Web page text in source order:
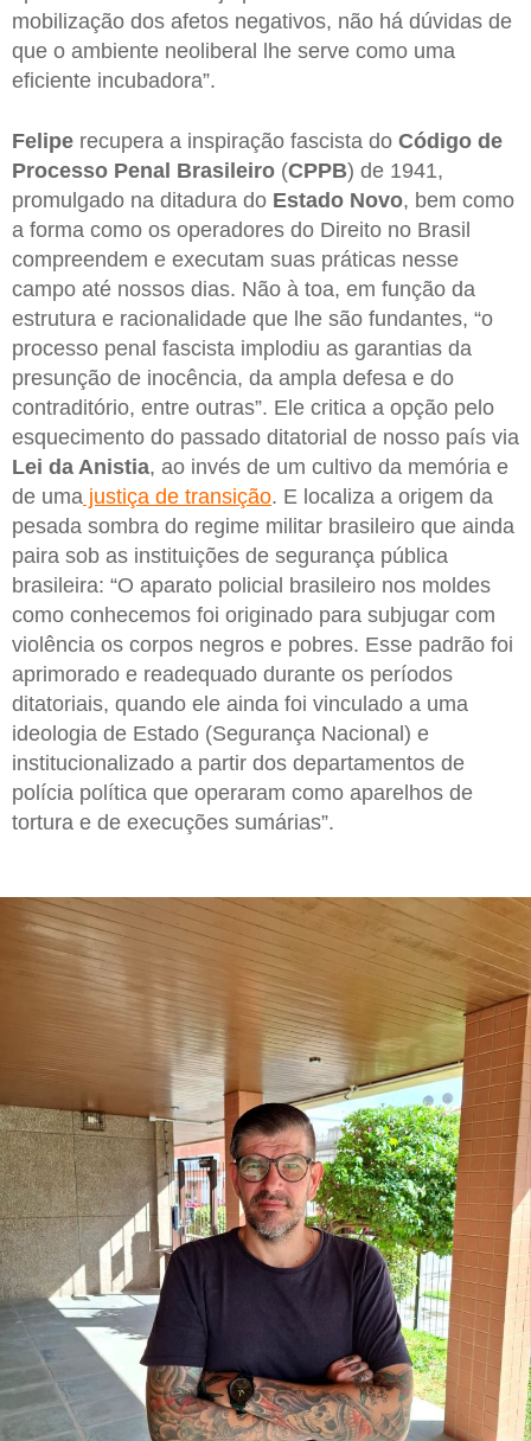
mobilização dos afetos negativos, não há dúvidas de
que o ambiente neoliberal lhe serve como uma
eficiente incubadora”.
Felipe recupera a inspiração fascista do Código de
Processo Penal Brasileiro (CPPB) de 1941,
promulgado na ditadura do Estado Novo, bem como
a forma como os operadores do Direito no Brasil
compreendem e executam suas práticas nesse
campo até nossos dias. Não à toa, em função da
estrutura e racionalidade que lhe são fundantes, “o
processo penal fascista implodiu as garantias da
presunção de inocência, da ampla defesa e do
contraditório, entre outras”. Ele critica a opção pelo
esquecimento do passado ditatorial de nosso país via
Lei da Anistia, ao invés de um cultivo da memória e
de uma justiça de transição. E localiza a origem da
pesada sombra do regime militar brasileiro que ainda
paira sob as instituições de segurança pública
brasileira: “O aparato policial brasileiro nos moldes
como conhecemos foi originado para subjugar com
violência os corpos negros e pobres. Esse padrão foi
aprimorado e readequado durante os períodos
ditatoriais, quando ele ainda foi vinculado a uma
ideologia de Estado (Segurança Nacional) e
institucionalizado a partir dos departamentos de
polícia política que operaram como aparelhos de
tortura e de execuções sumárias”.